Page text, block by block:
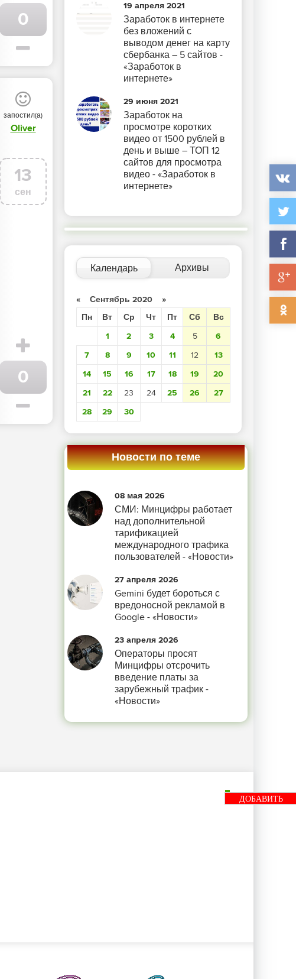
0
запостил(а)
Oliver
13
сен
0
19 апреля 2021
Заработок в интернете
без вложений с
выводом денег на карту
сбербанка – 5 сайтов -
«Заработок в
интернете»
29 июня 2021
Заработок на
просмотре коротких
видео от 1500 рублей в
день и выше – ТОП 12
сайтов для просмотра
видео - «Заработок в
интернете»
Календарь Архивы
« Сентябрь 2020 »
Пн
Вт Ср Чт Пт Сб
Вс
1
2 3 4 5
6
7
8 9 10 11 12
13
14
15 16 17 18 19
20
21
22 23 24 25 26
27
28
29 30
Новости по теме
08 мая 2026
СМИ: Минцифры работает
над дополнительной
тарификацией
международного трафика
пользователей - «Новости»
27 апреля 2026
Gemini будет бороться с
вредоносной рекламой в
Google - «Новости»
23 апреля 2026
Операторы просят
Минцифры отсрочить
введение платы за
зарубежный трафик -
«Новости»
ДОБАВИТЬ